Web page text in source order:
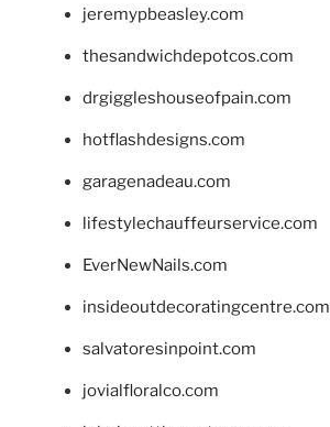
jeremypbeasley.com
thesandwichdepotcos.com
drgiggleshouseofpain.com
hotflashdesigns.com
garagenadeau.com
lifestylechauffeurservice.com
EverNewNails.com
insideoutdecoratingcentre.com
salvatoresinpoint.com
jovialfloralco.com